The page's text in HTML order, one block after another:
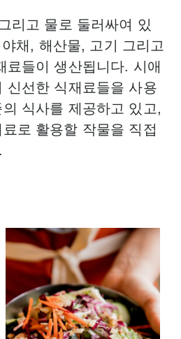
리고 물로 둘러싸여 있
채, 해산물, 고기 그리고
료들이 생산됩니다. 시애
신선한 식재료들을 사용
식사를 제공하고 있고,
로 활용할 작물을 직접